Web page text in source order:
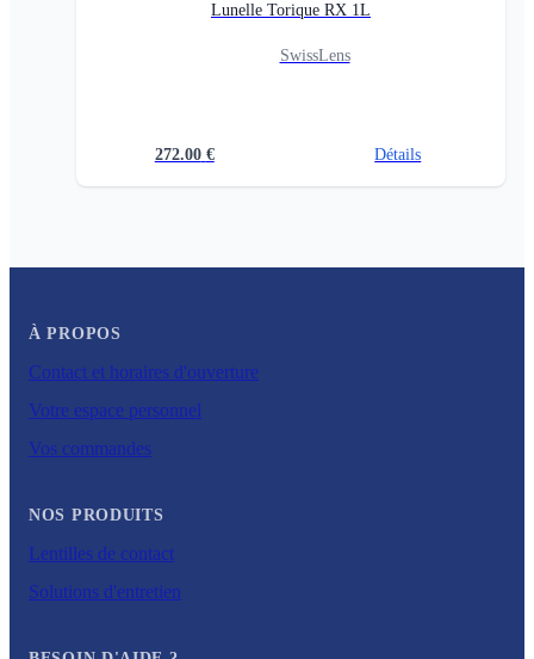
Lunelle Torique RX 1L
SwissLens
272.00 € Détails
À PROPOS
Contact et horaires d'ouverture
Votre espace personnel
Vos commandes
NOS PRODUITS
Lentilles de contact
Solutions d'entretien